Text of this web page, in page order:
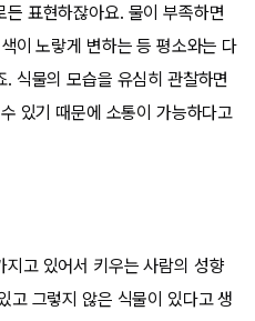
표현하잖아요. 물이 부족하면
이 노랗게 변하는 등 평소와는 다
식물의 모습을 유심히 관찰하면
있기 때문에 소통이 가능하다고
고 있어서 키우는 사람의 성향
고 그렇지 않은 식물이 있다고 생